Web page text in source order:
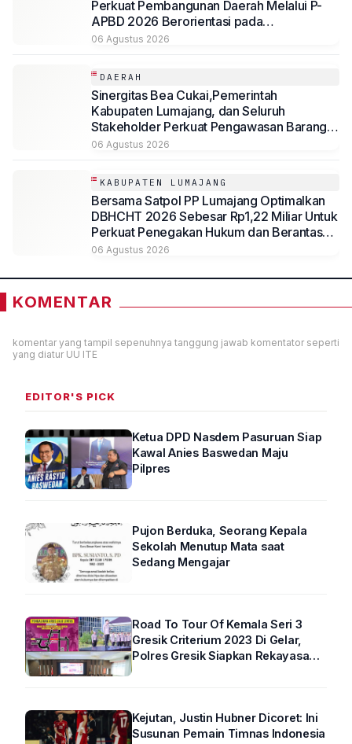
Perkuat Pembangunan Daerah Melalui P-
APBD 2026 Berorientasi pada
Kesejahteraan Masyarakat
06 Agustus 2026
DAERAH
Sinergitas Bea Cukai,Pemerintah
Kabupaten Lumajang, dan Seluruh
Stakeholder Perkuat Pengawasan Barang
Kena Cukai Ilegal Melalui Pemanfaatan
06 Agustus 2026
KABUPATEN LUMAJANG
Bersama Satpol PP Lumajang Optimalkan
DBHCHT 2026 Sebesar Rp1,22 Miliar Untuk
Perkuat Penegakan Hukum dan Berantas
Rokok Ilegal
06 Agustus 2026
KOMENTAR
komentar yang tampil sepenuhnya tanggung jawab komentator seperti
yang diatur UU ITE
EDITOR'S PICK
Ketua DPD Nasdem Pasuruan Siap
Kawal Anies Baswedan Maju
Pilpres
Pujon Berduka, Seorang Kepala
Sekolah Menutup Mata saat
Sedang Mengajar
Road To Tour Of Kemala Seri 3
Gresik Criterium 2023 Di Gelar,
Polres Gresik Siapkan Rekayasa
Kejutan, Justin Hubner Dicoret: Ini
Susunan Pemain Timnas Indonesia